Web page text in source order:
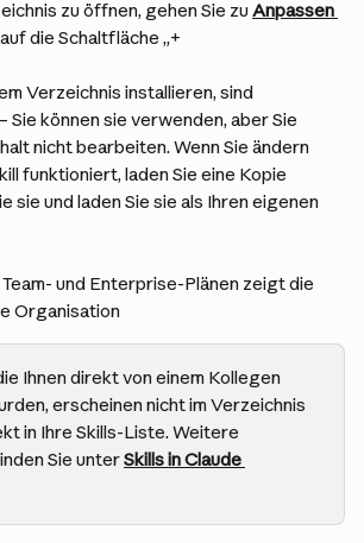
zu öffnen, gehen Sie zu Anpassen
die Schaltfläche „+
Verzeichnis installieren, sind
können sie verwenden, aber Sie
nicht bearbeiten. Wenn Sie ändern
funktioniert, laden Sie eine Kopie
sie und laden Sie sie als Ihren eigenen
und Enterprise-Plänen zeigt die
Organisation
Ihnen direkt von einem Kollegen
erscheinen nicht im Verzeichnis
in Ihre Skills-Liste. Weitere
Sie unter Skills in Claude